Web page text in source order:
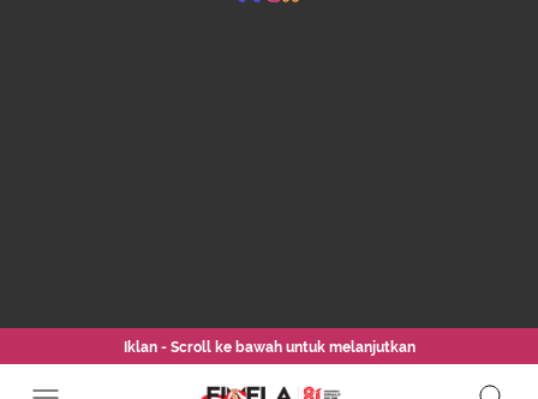
Iklan - Scroll ke bawah untuk melanjutkan